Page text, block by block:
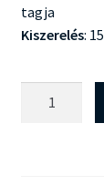
tagja
Kiszerelés: